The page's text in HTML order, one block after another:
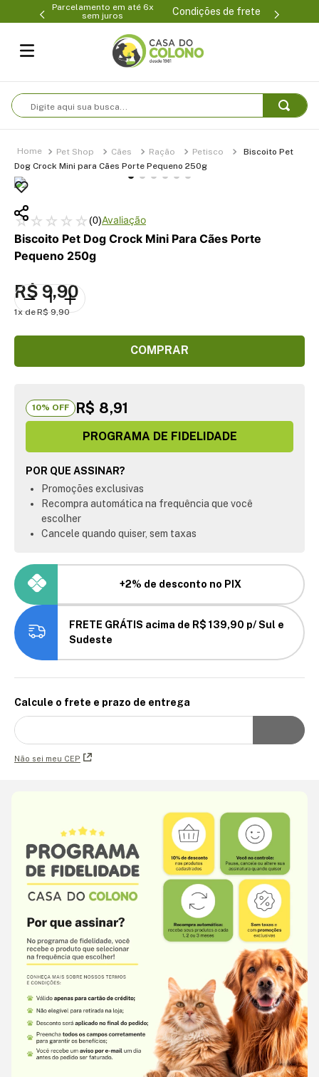
Parcelamento em até 6x
sem juros
Condições de frete
Digite aqui sua busca...
Pet Shop Cães Ração Petisco
Biscoito Pet
Dog Crock Mini para Cães Porte Pequeno 250g
☆☆ ☆ ☆ ☆(0)
Biscoito Pet Dog Crock Mini Para Cães Porte
Pequeno 250g
R$9,90
1 R$ 9,90
COMPRAR
10% OFF R$ 8,91
PROGRAMA DE FIDELIDADE
POR QUE ASSINAR?
Promoções exclusivas
Recompra automática na frequência que você
escolher
Cancele quando quiser, sem taxas
+2% de desconto no PIX
FRETE GRÁTIS acima de R$ 139,90 p/ Sul e
Sudeste
Calcule o frete e prazo de entrega
Não sei meu CEP